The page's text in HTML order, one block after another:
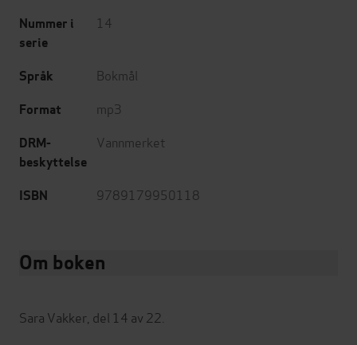
Nummer i
serie
14
Språk Bokmål
Format mp3
DRM-
beskyttelse
Vannmerket
ISBN 9789179950118
Om boken
Sara Vakker, del 14 av 22.